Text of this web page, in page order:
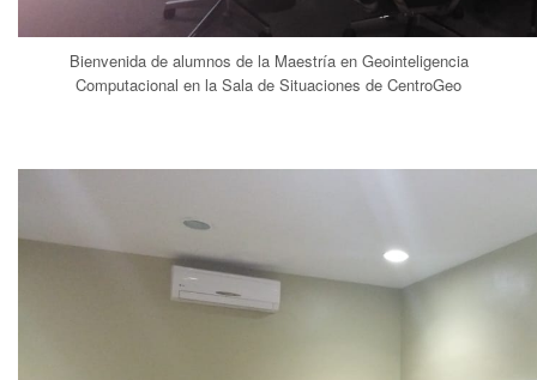
Bienvenida de alumnos de la Maestría en Geointeligencia
Computacional en la Sala de Situaciones de CentroGeo